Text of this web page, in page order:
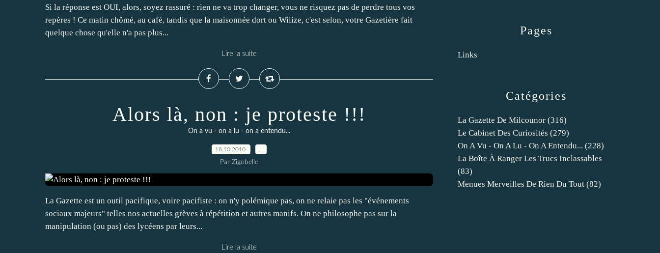
Si la réponse est OUI, alors, soyez rassuré : rien ne va trop changer, vous ne risquez pas de perdre tous vos
repères ! Ce matin chômé, au café, tandis que la maisonnée dort ou Wiiize, c'est selon, votre Gazetière fait
quelque chose qu'elle n'a pas plus...
Lire la suite
Alors là, non : je proteste !!!
On a vu - on a lu - on a entendu...
18.10.2010
Par Zigobelle
La Gazette est un outil pacifique, voire pacifiste : on n'y polémique pas, on ne relaie pas les "événements
sociaux majeurs" telles nos actuelles grèves à répétition et autres manifs. On ne philosophe pas sur la
manipulation (ou pas) des lycéens par leurs...
Lire la suite
Catégories
La Gazette De Milcounor (316)
Le Cabinet Des Curiosités (279)
On A Vu - On A Lu - On A Entendu... (228)
La Boîte À Ranger Les Trucs Inclassables
(83)
Menues Merveilles De Rien Du Tout (82)
Pages
Links